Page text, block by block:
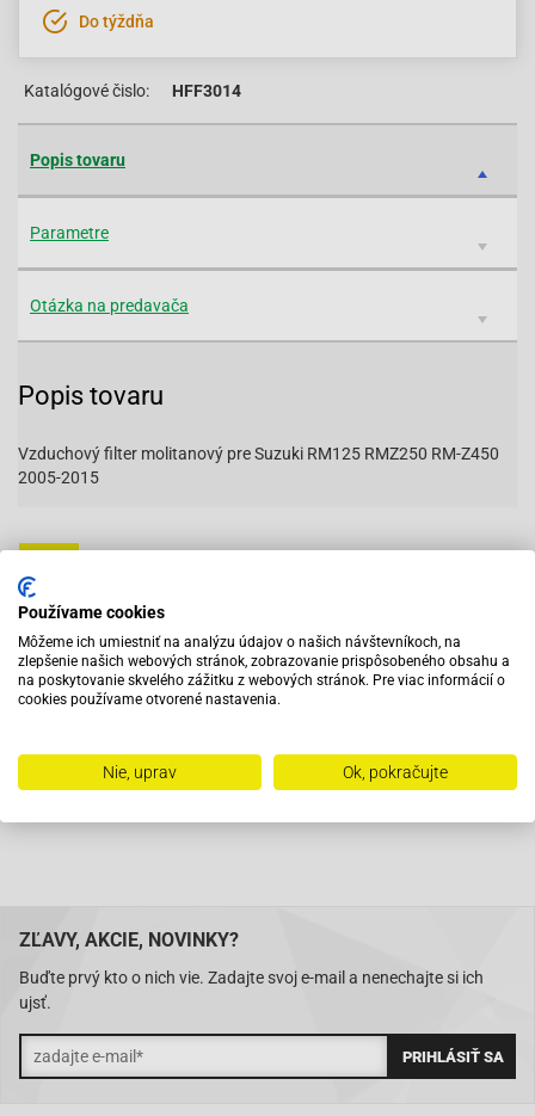
Do týždňa
Katalógové čislo: HFF3014
Popis tovaru
Parametre
Otázka na predavača
Popis tovaru
Vzduchový filter molitanový pre Suzuki RM125 RMZ250 RM-Z450
2005-2015
Pri objednaní do 12:00 tovar zajtra u vás
Skladom 11288 položiek
ZĽAVY, AKCIE, NOVINKY?
Buďte prvý kto o nich vie. Zadajte svoj e-mail a nenechajte si ich
ujsť.
Používame cookies
Môžeme ich umiestniť na analýzu údajov o našich návštevníkoch, na
zlepšenie našich webových stránok, zobrazovanie prispôsobeného obsahu a
na poskytovanie skvelého zážitku z webových stránok. Pre viac informácií o
cookies používame otvorené nastavenia.
Nie, uprav Ok, pokračujte